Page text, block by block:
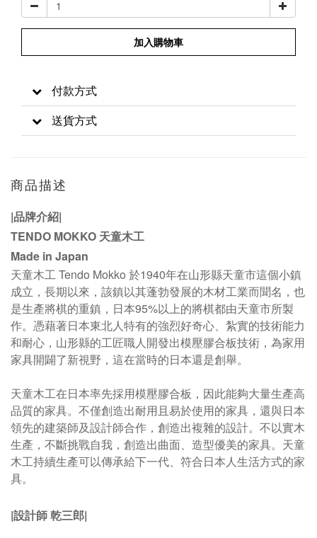
加入購物車
付款方式
送貨方式
商品描述
|品牌介紹|
TENDO MOKKO 天童木工
Made in Japan
天童木工 Tendo Mokko 於1940年在山形縣天童市這個小鎮
成立，長期以來，該鎮以其蓬勃發展的木材工業而聞名，也
是生產將棋的重鎮，日本95%以上的將棋都由天童市所製
作。 憑藉著日本東北人特有的強烈好奇心、紮實的技術能力
和耐心，山形縣的工匠職人開發出模壓膠合板技術，為家用
家具開闢了新視野，這在當時的日本還是創舉。
天童木工在日本率先採用模壓膠合板，因此能夠大量生產高
品質的家具。不僅創造出耐用且易於使用的家具，還與日本
領先的建築師及設計師合作，創造出複雜的設計。不以實木
生產，不斷挑戰自我，創造出曲面、造型優美的家具。 天童
木工持續生產可以傳承給下一代、符合日本人生活方式的家
具。
|設計師 乾三郎|